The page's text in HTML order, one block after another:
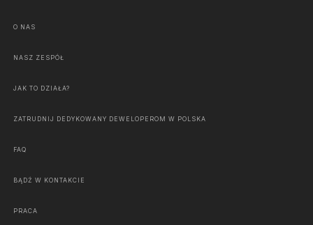
O NAS
NASZ ZESPÓŁ
JAK TO DZIAŁA?
ZATRUDNIJ DEDYKOWANY DEWELOPEROM W POLSKA
FAQ
BĄDŹ W KONTAKCIE
PRACA